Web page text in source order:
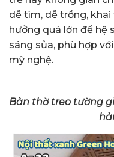
dễ tìm, dễ trồng,
hưởng quá lớn để hệ
sáng sủa, phù hợp
mỹ nghệ.
Bàn thờ treo tường